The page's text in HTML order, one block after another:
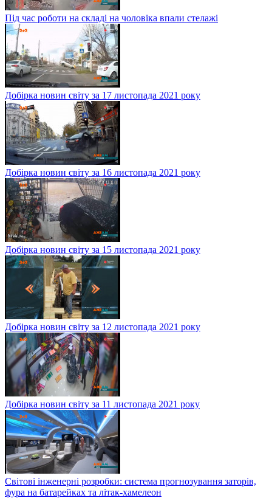
Під час роботи на складі на чоловіка впали стелажі
Добірка новин світу за 17 листопада 2021 року
Добірка новин світу за 16 листопада 2021 року
Добірка новин світу за 15 листопада 2021 року
Добірка новин світу за 12 листопада 2021 року
Добірка новин світу за 11 листопада 2021 року
Світові інженерні розробки: система прогнозування заторів,
фура на батарейках та літак-хамелеон